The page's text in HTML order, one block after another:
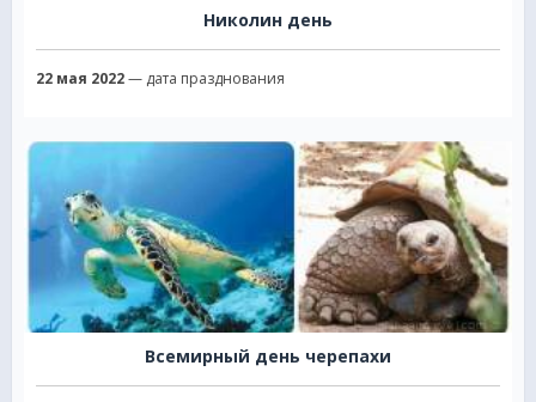
Николин день
22 мая 2022— дата празднования
Всемирный день черепахи